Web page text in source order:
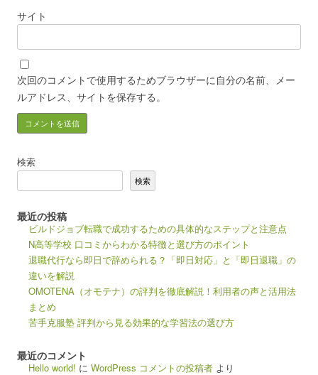
サイト
次回のコメントで使用するためブラウザーに自分の名前、メー
ルアドレス、サイトを保存する。
検索
検索
最近の投稿
ビルドジョブ転職で成功するための具体的なステップと注意点
N高等学校 口コミからわかる特徴と選び方のポイント
退職代行なら即日で辞められる？「即日対応」と「即日退職」の
違いを解説
OMOTENA（オモテナ）の評判を徹底解説！利用者の声と活用法
まとめ
苦手克服塾 評判から見る効果的な学習法の選び方
最近のコメント
Hello world! に WordPress コメントの投稿者 より